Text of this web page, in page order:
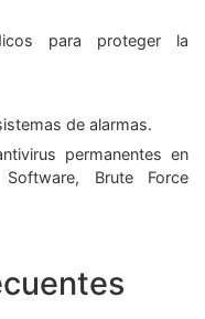
para proteger la
de alarmas.
permanentes en
Brute Force